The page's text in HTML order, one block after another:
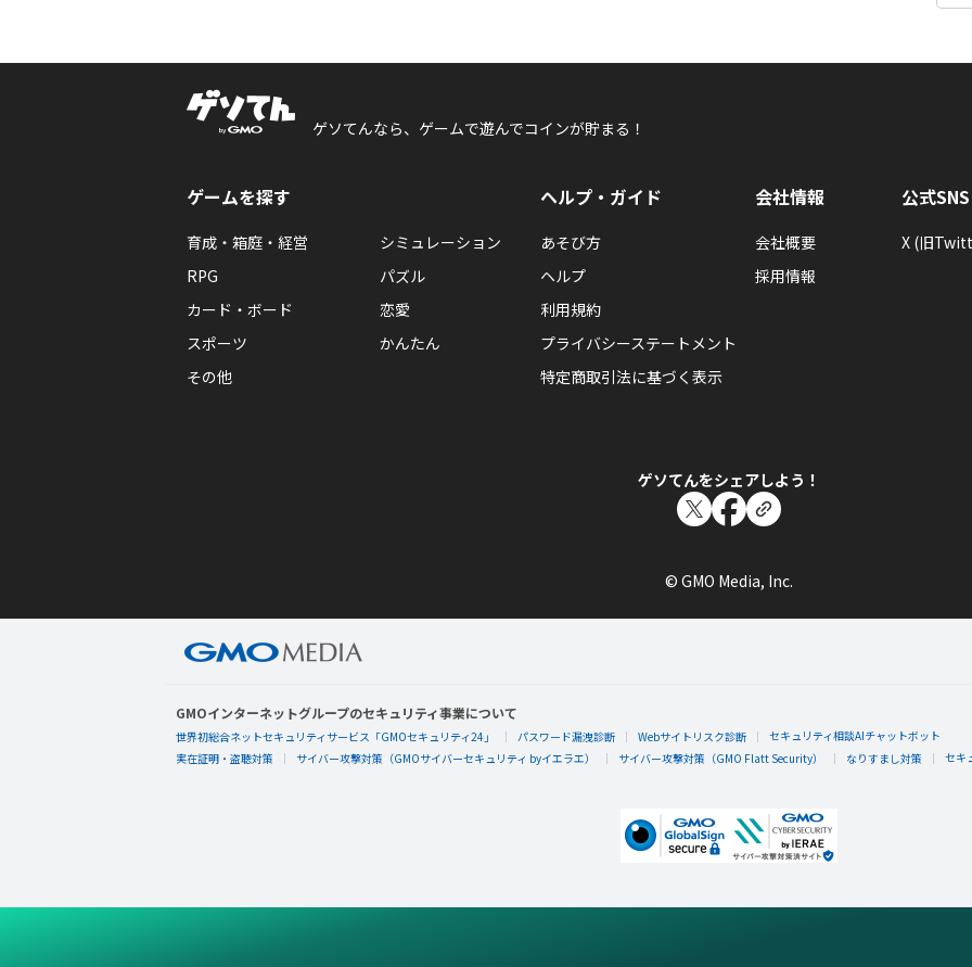
ゲソてんなら、ゲームで遊んでコインが貯まる！
ゲームを探す
育成・箱庭・経営
シミュレーション
RPG
パズル
カード・ボード
恋愛
スポーツ
かんたん
その他
ヘルプ・ガイド
あそび方
ヘルプ
利用規約
プライバシーステートメント
特定商取引法に基づく表示
会社情報
会社概要
採用情報
公式SNS
X (旧
ゲソてんをシェアしよう！
© GMO Media, Inc.
GMOインターネットグループのセキュリティ事業について
世界初総合ネットセキュリティサービス「GMOセキュリティ24」 パスワード漏洩診断 Webサイトリスク診断
セキュリティ相談AIチャットボット
実在証明・盗聴対策
サイバー攻撃対策（GMOサイバーセキュリティ byイエラエ） サイバー攻撃対策（GMO Flatt Security） なりすまし対策 セキ